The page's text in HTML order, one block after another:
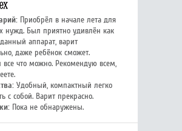
Приобрёл в начале лета для
нужд. Был приятно удивлён как
аппарат, варит
даже ребёнок сможет.
все что можно. Рекомендую всем,
Удобный, компактный легко
с собой. Варит прекрасно.
Пока не обнаружены.